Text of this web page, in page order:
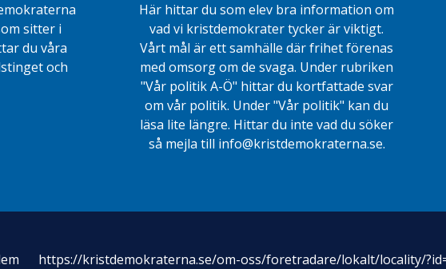
sitter i
du våra
och
Här hittar du som elev bra information om
vad vi kristdemokrater tycker är viktigt.
Vårt mål är ett samhälle där frihet förenas
med omsorg om de svaga. Under rubriken
"Vår politik A-Ö" hittar du kortfattade svar
om vår politik. Under "Vår politik" kan du
läsa lite längre. Hittar du inte vad du söker
så mejla till info@kristdemokraterna.se.
https://kristdemokraterna.se/om-oss/foretradare/lokalt/locality/